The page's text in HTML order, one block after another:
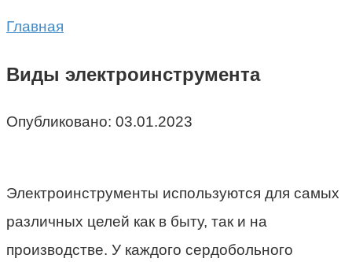
Главная
Виды электроинструмента
Опубликовано: 03.01.2023
Электроинструменты используются для самых
различных целей как в быту, так и на
производстве. У каждого сердобольного